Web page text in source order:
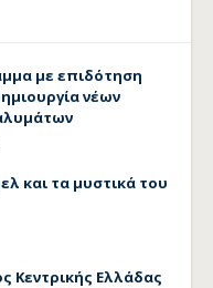
με επιδότηση
νέων
και τα μυστικά του
Κεντρικής Ελλάδας